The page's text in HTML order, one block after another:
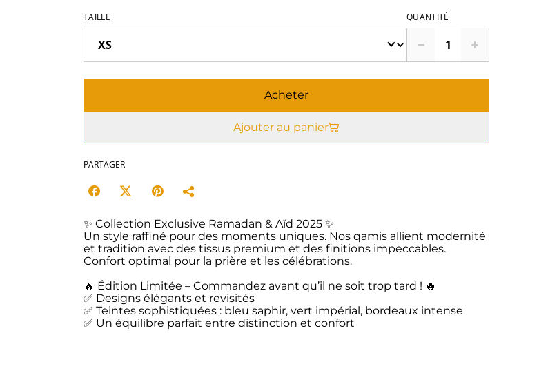
TAILLE QUANTITÉ
Acheter
Ajouter au panier
PARTAGER
✨ Collection Exclusive Ramadan & Aïd 2025 ✨
Un style raffiné pour des moments uniques. Nos qamis allient modernité
et tradition avec des tissus premium et des finitions impeccables.
Confort optimal pour la prière et les célébrations.
🔥 Édition Limitée – Commandez avant qu’il ne soit trop tard ! 🔥
✅ Designs élégants et revisités
✅ Teintes sophistiquées : bleu saphir, vert impérial, bordeaux intense
✅ Un équilibre parfait entre distinction et confort